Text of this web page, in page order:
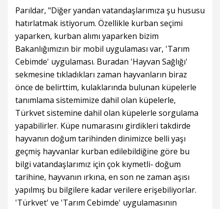
Parıldar, "Diğer yandan vatandaşlarımıza şu hususu
hatırlatmak istiyorum. Özellikle kurban seçimi
yaparken, kurban alımı yaparken bizim
Bakanlığımızın bir mobil uygulaması var, 'Tarım
Cebimde' uygulaması. Buradan 'Hayvan Sağlığı'
sekmesine tıkladıkları zaman hayvanların biraz
önce de belirttim, kulaklarında bulunan küpelerle
tanımlama sistemimize dahil olan küpelerle,
Türkvet sistemine dahil olan küpelerle sorgulama
yapabilirler. Küpe numarasını girdikleri takdirde
hayvanın doğum tarihinden dinimizce belli yaşı
geçmiş hayvanlar kurban edilebildiğine göre bu
bilgi vatandaşlarımız için çok kıymetli- doğum
tarihine, hayvanın ırkına, en son ne zaman aşısı
yapılmış bu bilgilere kadar verilere erişebiliyorlar.
'Türkvet' ve 'Tarım Cebimde' uygulamasının